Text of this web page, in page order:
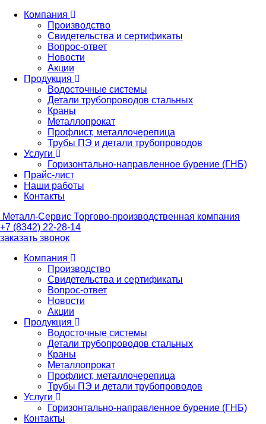
Компания
Производство
Свидетельства и сертификаты
Вопрос-ответ
Новости
Акции
Продукция
Водосточные системы
Детали трубопроводов стальных
Краны
Металлопрокат
Профлист, металлочерепица
Трубы ПЭ и детали трубопроводов
Услуги
Горизонтально-направленное бурение (ГНБ)
Прайс-лист
Наши работы
Контакты
Металл-Сервис Торгово-производственная компания
+7 (8342) 22-28-14
заказать звонок
Компания
Производство
Свидетельства и сертификаты
Вопрос-ответ
Новости
Акции
Продукция
Водосточные системы
Детали трубопроводов стальных
Краны
Металлопрокат
Профлист, металлочерепица
Трубы ПЭ и детали трубопроводов
Услуги
Горизонтально-направленное бурение (ГНБ)
Контакты